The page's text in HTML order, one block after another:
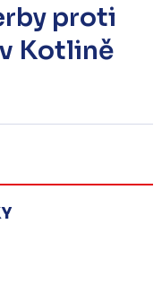
proti
Kotlině